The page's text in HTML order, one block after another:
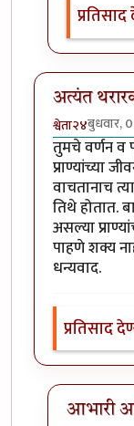
अत्यंत
श्वेता२४बुधवार,
तुमचे वर्णन व
प्राण्यांच्या
वाचतानाच
तिथे होतात.
असल्या
पाहणे शक्य
धन्यवाद.
प्रतिसाद
आभारी